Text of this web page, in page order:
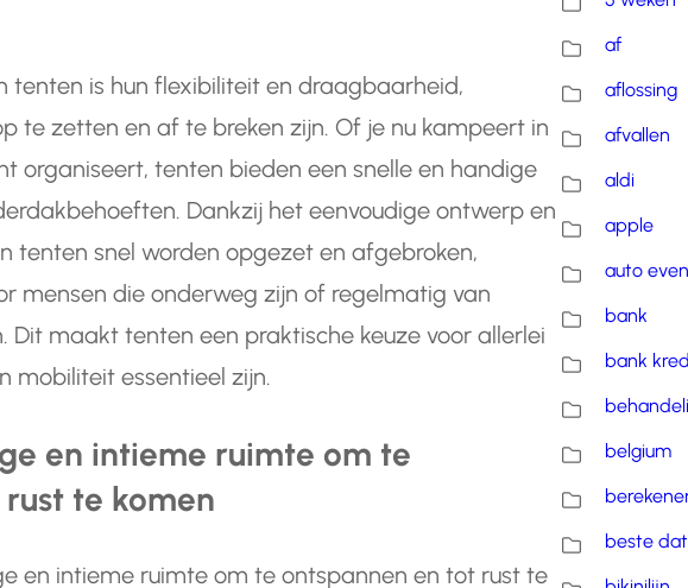
tenten is hun flexibiliteit en draagbaarheid,
te zetten en af te breken zijn. Of je nu kampeert in
organiseert, tenten bieden een snelle en handige
Dankzij het eenvoudige ontwerp en
tenten snel worden opgezet en afgebroken,
mensen die onderweg zijn of regelmatig van
Dit maakt tenten een praktische keuze voor allerlei
mobiliteit essentieel zijn.
en intieme ruimte om te
te komen
en intieme ruimte om te ontspannen en tot rust te
af
aflossing
afvallen
aldi
apple
auto
bank
bank
belgium
beste